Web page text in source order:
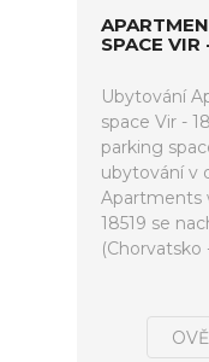
SPACE VIR
Ubytování
space Vir -
parking
ubytování v
Apartments
18519 se
(Chorvatsko